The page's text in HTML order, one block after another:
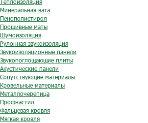
Теплоизоляция
Минеральная вата
Пенополистирол
Прошивные маты
Шумоизоляция
Рулонная звукоизоляция
Звукоизоляционные панели
Звукопоглощающие плиты
Акустические панели
Сопутствующие материалы
Кровельные материалы
Металлочерепица
Профнастил
Фальцевая кровля
Мягкая кровля